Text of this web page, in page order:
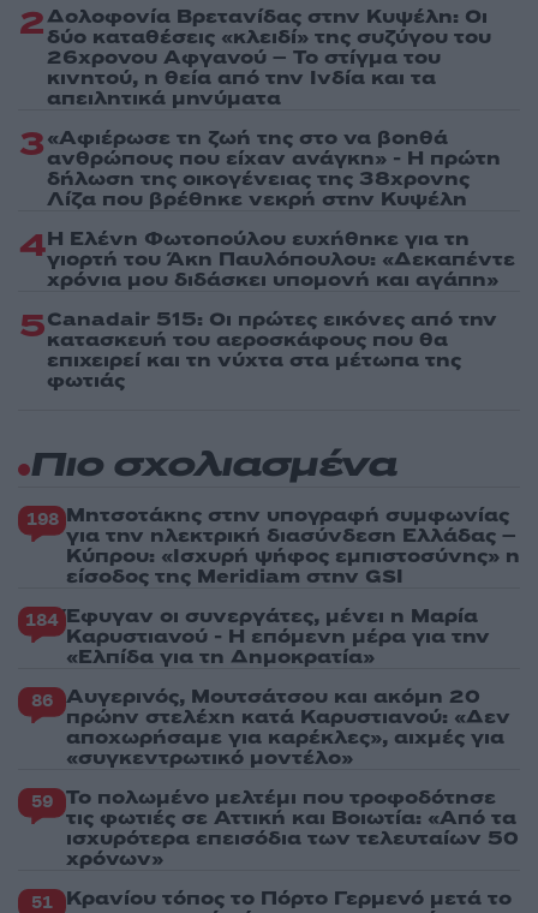
2Δολοφονία Βρετανίδας στην Κυψέλη: Οι
δύο καταθέσεις «κλειδί» της συζύγου του
26χρονου Αφγανού – Το στίγμα του
κινητού, η θεία από την Ινδία και τα
απειλητικά μηνύματα
3«Αφιέρωσε τη ζωή της στο να βοηθά
ανθρώπους που είχαν ανάγκη» - Η πρώτη
δήλωση της οικογένειας της 38χρονης
Λίζα που βρέθηκε νεκρή στην Κυψέλη
4Η Ελένη Φωτοπούλου ευχήθηκε για τη
γιορτή του Άκη Παυλόπουλου: «Δεκαπέντε
χρόνια μου διδάσκει υπομονή και αγάπη»
5Canadair 515: Οι πρώτες εικόνες από την
κατασκευή του αεροσκάφους που θα
επιχειρεί και τη νύχτα στα μέτωπα της
φωτιάς
Πιο σχολιασμένα
198 Μητσοτάκης στην υπογραφή συμφωνίας
για την ηλεκτρική διασύνδεση Ελλάδας –
Κύπρου: «Ισχυρή ψήφος εμπιστοσύνης» η
είσοδος της Meridiam στην GSI
184 Έφυγαν οι συνεργάτες, μένει η Μαρία
Καρυστιανού - Η επόμενη μέρα για την
«Ελπίδα για τη Δημοκρατία»
86 Αυγερινός, Μουτσάτσου και ακόμη 20
πρώην στελέχη κατά Καρυστιανού: «Δεν
αποχωρήσαμε για καρέκλες», αιχμές για
«συγκεντρωτικό μοντέλο»
59 Το πολωμένο μελτέμι που τροφοδότησε
τις φωτιές σε Αττική και Βοιωτία: «Από τα
ισχυρότερα επεισόδια των τελευταίων 50
χρόνων»
51 Κρανίου τόπος το Πόρτο Γερμενό μετά το